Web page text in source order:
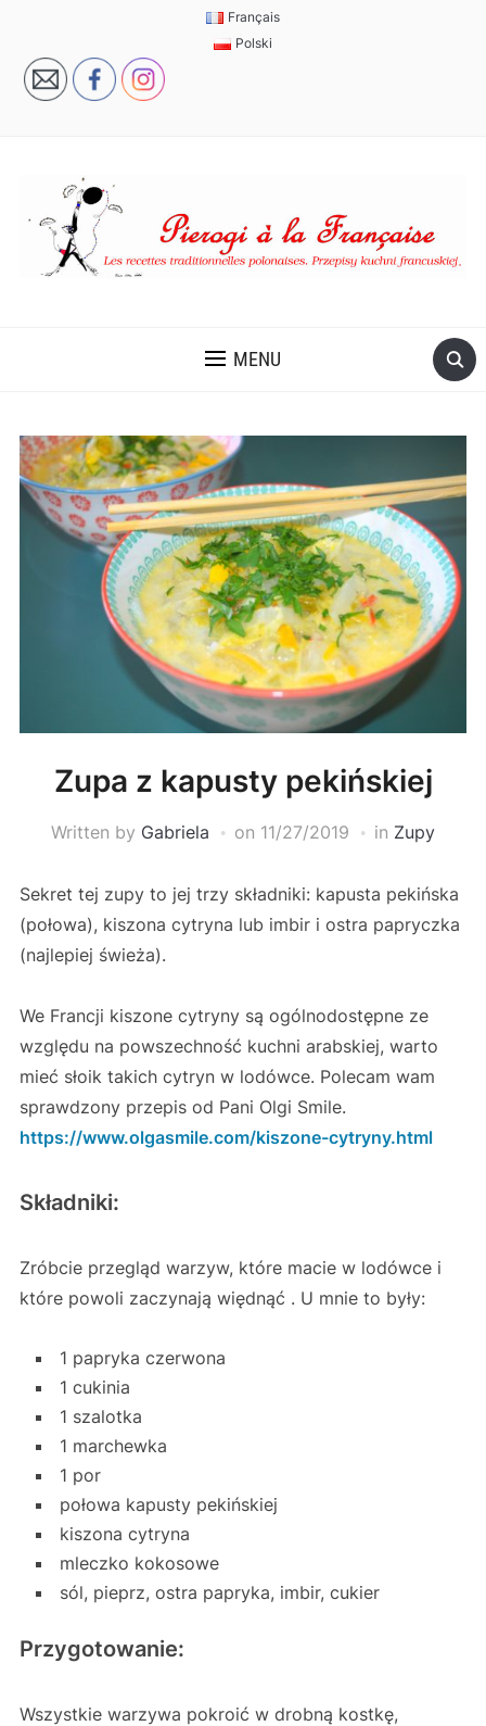
Français
Polski
MENU
Zupa z kapusty pekińskiej
Written by Gabriela on 11/27/2019 in Zupy
Sekret tej zupy to jej trzy składniki: kapusta pekińska
(połowa), kiszona cytryna lub imbir i ostra papryczka
(najlepiej świeża).
We Francji kiszone cytryny są ogólnodostępne ze
względu na powszechność kuchni arabskiej, warto
mieć słoik takich cytryn w lodówce. Polecam wam
sprawdzony przepis od Pani Olgi Smile.
https://www.olgasmile.com/kiszone-cytryny.html
Składniki:
Zróbcie przegląd warzyw, które macie w lodówce i
które powoli zaczynają więdnąć . U mnie to były:
1 papryka czerwona
1 cukinia
1 szalotka
1 marchewka
1 por
połowa kapusty pekińskiej
kiszona cytryna
mleczko kokosowe
sól, pieprz, ostra papryka, imbir, cukier
Przygotowanie:
Wszystkie warzywa pokroić w drobną kostkę,